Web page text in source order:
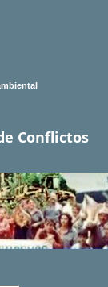
Conflictos